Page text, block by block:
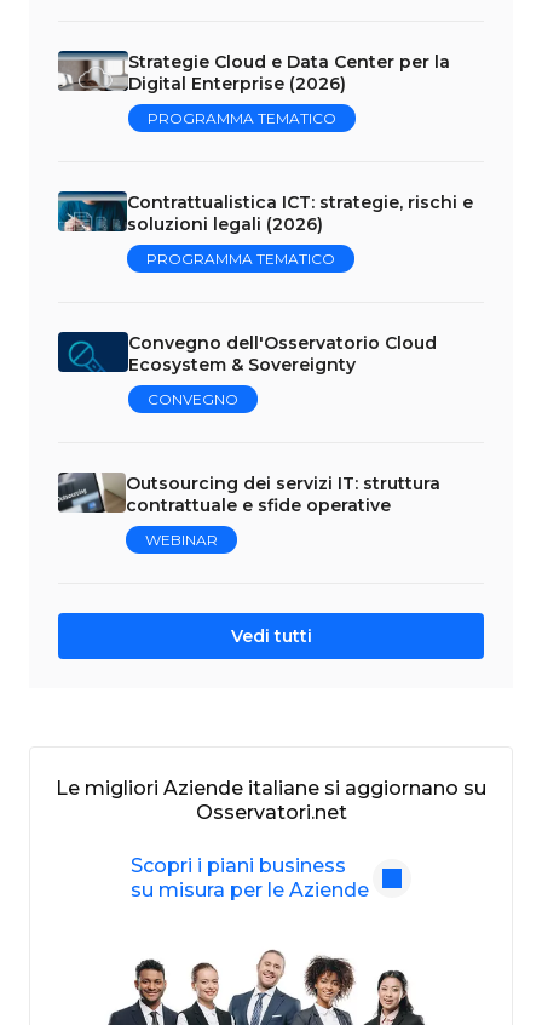
Strategie Cloud e Data Center per la
Digital Enterprise (2026)
PROGRAMMA TEMATICO
Contrattualistica ICT: strategie, rischi e
soluzioni legali (2026)
PROGRAMMA TEMATICO
Convegno dell'Osservatorio Cloud
Ecosystem & Sovereignty
CONVEGNO
Outsourcing dei servizi IT: struttura
contrattuale e sfide operative
WEBINAR
Vedi tutti
Le migliori Aziende italiane si aggiornano su
Osservatori.net
Scopri i piani business
su misura per le Aziende